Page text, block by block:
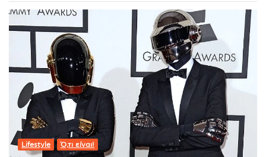
Lifestyle Ό,τι είναι!